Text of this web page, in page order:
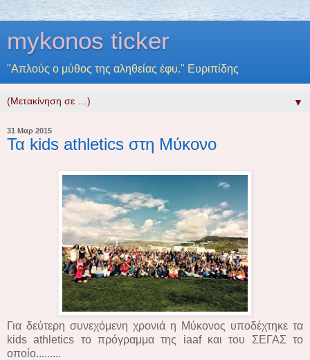
mykonos ticker
"Απλούς ο μύθος της αληθείας έφυ." Ευριπίδης
▼
31 Μαρ 2015
Τα kids athletics στη Μύκονο
Για δεύτερη συνεχόμενη χρονιά η Μύκονος υποδέχτηκε τα
kids athletics τo πρόγραμμα της iaaf και του ΣΕΓΑΣ το
οποίο.........